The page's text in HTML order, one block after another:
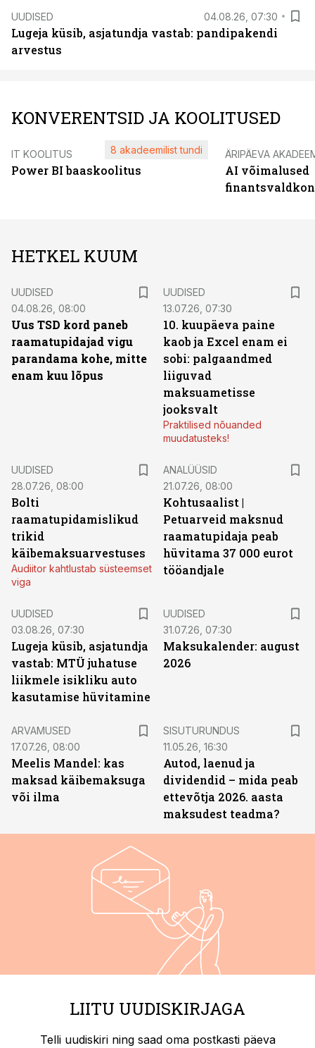
UUDISED 04.08.26, 07:30
Lugeja küsib, asjatundja vastab: pandipakendi
arvestus
KONVERENTSID JA KOOLITUSED
IT KOOLITUS
Power BI baaskoolitus
8 akadeemilist tundi ÄRIPÄEVA
AI võimalused
HETKEL KUUM
UUDISED
04.08.26, 08:00
Uus TSD kord paneb
raamatupidajad vigu
parandama kohe, mitte
enam kuu lõpus
UUDISED
13.07.26, 07:30
10. kuupäeva paine
kaob ja Excel enam ei
sobi: palgaandmed
liiguvad
maksuametisse
jooksvalt
Praktilised nõuanded
muudatusteks!
UUDISED
28.07.26, 08:00
Bolti
raamatupidamislikud
trikid
käibemaksuarvestuses
Audiitor kahtlustab süsteemset
viga
ANALÜÜSID
21.07.26, 08:00
Kohtusaalist |
Petuarveid maksnud
raamatupidaja peab
hüvitama 37 000 eurot
tööandjale
UUDISED
03.08.26, 07:30
Lugeja küsib, asjatundja
vastab: MTÜ juhatuse
liikmele isikliku auto
kasutamise hüvitamine
UUDISED
31.07.26, 07:30
Maksukalender: august
2026
ARVAMUSED
17.07.26, 08:00
Meelis Mandel: kas
maksad käibemaksuga
või ilma
SISUTURUNDUS
11.05.26, 16:30
Autod, laenud ja
dividendid – mida peab
ettevõtja 2026. aasta
maksudest teadma?
LIITU UUDISKIRJAGA
Telli uudiskiri ning saad oma postkasti päeva